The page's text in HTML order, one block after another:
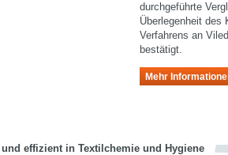
durchgeführte
Überlegenheit des
Verfahrens an
bestätigt.
Mehr
und effizient in Textilchemie und Hygiene